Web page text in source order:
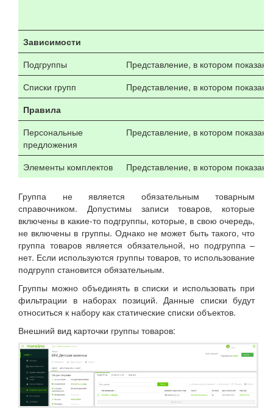
Зависимости
Подгруппы
Представление, в котором
Списки групп
Представление, в котором
Правила
Персональные
предложения
Представление, в котором
Элементы комплектов Представление, в котором
Группа не является обязательным товарным
справочником. Допустимы записи товаров, которые
включены в какие-то подгруппы, которые, в свою очередь,
не включены в группы. Однако не может быть такого, что
группа товаров является обязательной, но подгруппа –
нет. Если используются группы товаров, то использование
подгрупп становится обязательным.
Группы можно объединять в списки и использовать при
фильтрации в наборах позиций. Данные списки будут
относиться к набору как статические списки объектов.
Внешний вид карточки группы товаров: